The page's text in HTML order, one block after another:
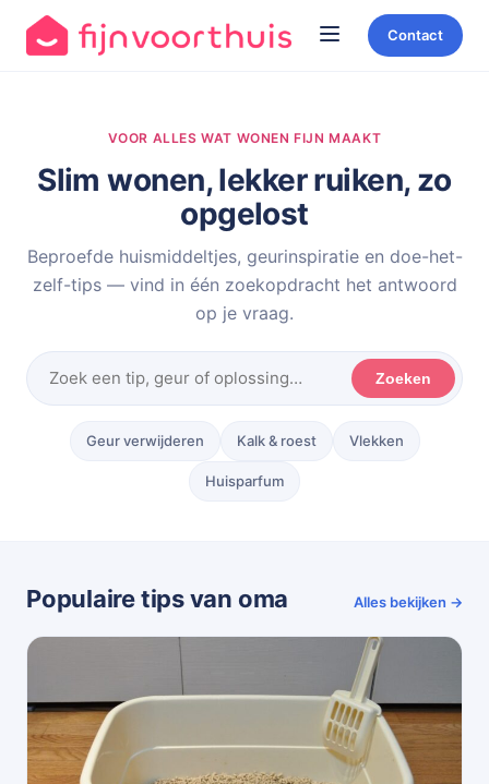
Contact
VOOR ALLES WAT WONEN FIJN MAAKT
Slim wonen, lekker ruiken, zo
opgelost
Beproefde huismiddeltjes, geurinspiratie en doe-het-
zelf-tips — vind in één zoekopdracht het antwoord
op je vraag.
Zoeken
Geur verwijderen Kalk & roest Vlekken
Huisparfum
Populaire tips van oma Alles bekijken →